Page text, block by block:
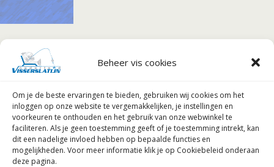
Beheer vis cookies
Om je de beste ervaringen te bieden, gebruiken wij cookies om het
inloggen op onze website te vergemakkelijken, je instellingen en
voorkeuren te onthouden en het gebruik van onze webwinkel te
faciliteren. Als je geen toestemming geeft of je toestemming intrekt, kan
dit een nadelige invloed hebben op bepaalde functies en
mogelijkheden. Voor meer informatie klik je op Cookiebeleid onderaan
deze pagina.
« vorige in galerij
Terug naar boven
Mobiel Desktop
Copyright Visserslatijn Nederland 1998-2012